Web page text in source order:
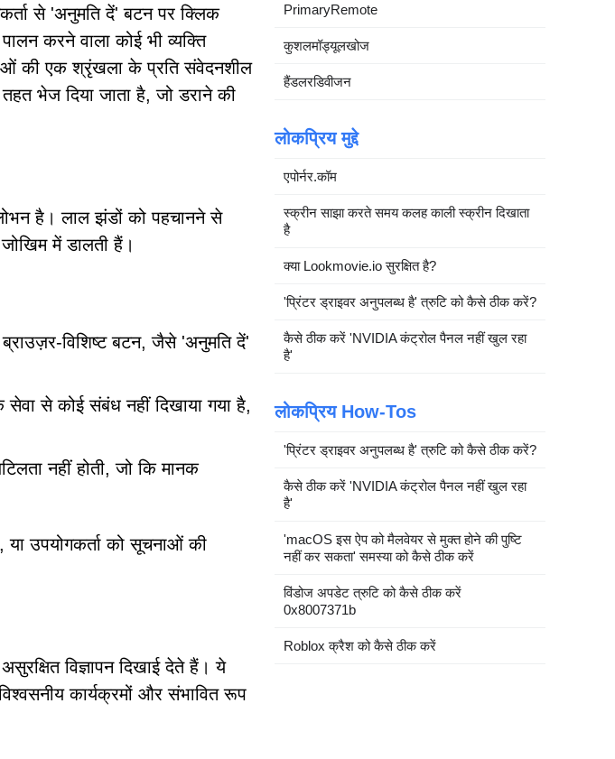
से 'अनुमति दें' बटन पर क्लिक
करने वाला कोई भी व्यक्ति
की एक श्रृंखला के प्रति संवेदनशील
भेज दिया जाता है, जो डराने की
है। लाल झंडों को पहचानने से
में डालती हैं।
विशिष्ट बटन, जैसे 'अनुमति दें'
सेवा से कोई संबंध नहीं दिखाया गया है,
नहीं होती, जो कि मानक
या उपयोगकर्ता को सूचनाओं की
विज्ञापन दिखाई देते हैं। ये
कार्यक्रमों और संभावित रूप
PrimaryRemote
कुशलमॉड्यूलखोज
हैंडलरडिवीजन
लोकप्रिय मुद्दे
एपोर्नर.कॉम
स्क्रीन साझा करते समय कलह काली स्क्रीन दिखाता
है
क्या Lookmovie.io सुरक्षित है?
'प्रिंटर ड्राइवर अनुपलब्ध है' त्रुटि को कैसे ठीक करें?
कैसे ठीक करें 'NVIDIA कंट्रोल पैनल नहीं खुल रहा
है'
लोकप्रिय How-Tos
'प्रिंटर ड्राइवर अनुपलब्ध है' त्रुटि को कैसे ठीक करें?
कैसे ठीक करें 'NVIDIA कंट्रोल पैनल नहीं खुल रहा
है'
'macOS इस ऐप को मैलवेयर से मुक्त होने की पुष्टि
नहीं कर सकता' समस्या को कैसे ठीक करें
विंडोज अपडेट त्रुटि को कैसे ठीक करें
0x8007371b
Roblox क्रैश को कैसे ठीक करें